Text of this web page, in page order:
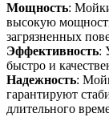
Мощность:
высокую
загрязненных
Эффективность:
быстро и
Надежность:
гарантируют
длительного